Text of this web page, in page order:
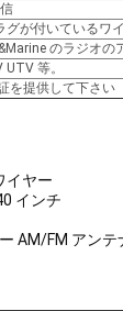
グが付いているワ
のラジオの
等。
を提供して下さい
イヤー
インチ
AM/FM アンテ